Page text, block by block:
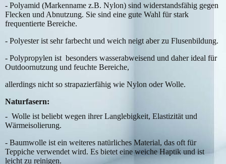
- Polyamid (Markenname z.B. Nylon) sind widerstandsfähig gegen
Flecken und Abnutzung. Sie sind eine gute Wahl für stark
frequentierte Bereiche.
- Polyester ist sehr farbecht und weich neigt aber zu Flusenbildung.
- Polypropylen ist besonders wasserabweisend und daher ideal für
Outdoornutzung und feuchte Bereiche,
allerdings nicht so strapazierfähig wie Nylon oder Wolle.
Naturfasern:
- Wolle ist beliebt wegen ihrer Langlebigkeit, Elastizität und
Wärmeisolierung.
- Baumwolle ist ein weiteres natürliches Material, das oft für
Teppiche verwendet wird. Es bietet eine weiche Haptik und ist
leicht zu reinigen.